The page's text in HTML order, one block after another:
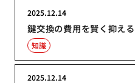
鍵交換の費用を賢く抑え
2025.12.14
知識
2025.12.14